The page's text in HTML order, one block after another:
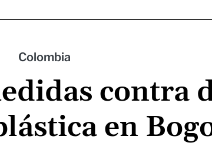
Colombia
contra
en